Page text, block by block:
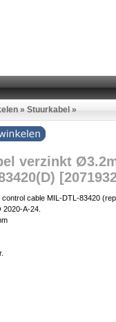
» Stuurkabel »
verzinkt
cable MIL-DTL-83420
2020-A-24.